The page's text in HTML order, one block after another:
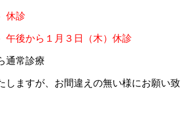
休診
午後から１月３日（木）休診
通常診療
しますが、お間違えの無い様にお願い致